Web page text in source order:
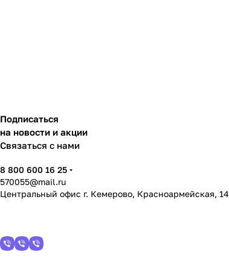
Подписаться
на новости и акции
Связаться с нами
8 800 600 16 25
570055@mail.ru
Центральный офис г. Кемерово, Красноармейская, 14